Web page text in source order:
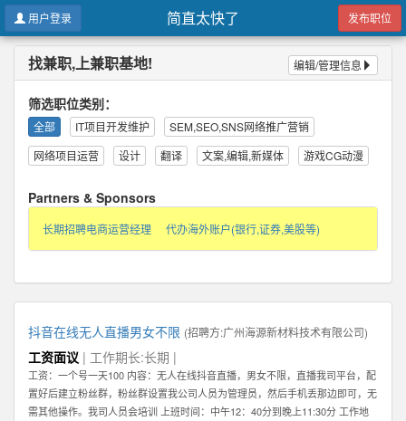
简直太快了
用户登录 发布职位
找兼职,上兼职基地! 编辑/管理信息
筛选职位类别：
全部 IT项目开发维护
SEM,SEO,SNS网络推广营销
网络项目运营
设计 翻译 文案,编辑,新媒体 游戏CG动漫
Partners & Sponsors
长期招聘电商运营经理 代办海外账户(银行,证券,美股等)
抖音在线无人直播男女不限 (招聘方:广州海源新材料技术有限公司)
工资面议 | 工作期长:长期 |
工资：一个号一天100 内容：无人在线抖音直播，男女不限，直播我司平台，配
置好后建立粉丝群，粉丝群设置我公司人员为管理员，然后手机丢那边即可，无
需其他操作。我司人员会培训 上班时间：中午12：40分到晚上11:30分 工作地